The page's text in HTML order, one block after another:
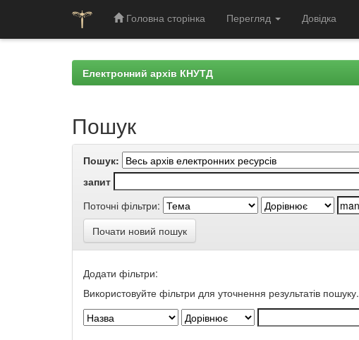
Головна сторінка Перегляд Довідка
Електронний архів КНУТД
Пошук
Пошук:
запит
Поточні фільтри:
Почати новий пошук
Додати фільтри:
Використовуйте фільтри для уточнення результатів пошуку.